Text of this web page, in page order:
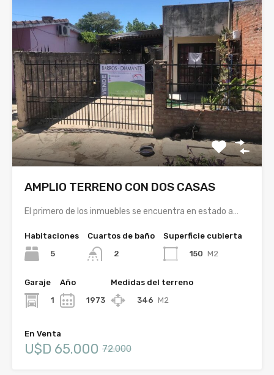
AMPLIO TERRENO CON DOS CASAS
El primero de los inmuebles se encuentra en estado a…
Habitaciones
5
Cuartos de baño
2
Superficie cubierta
150 M2
Garaje
1
Año
1973
Medidas del terreno
346 M2
En Venta
U$D 65.000 72.000